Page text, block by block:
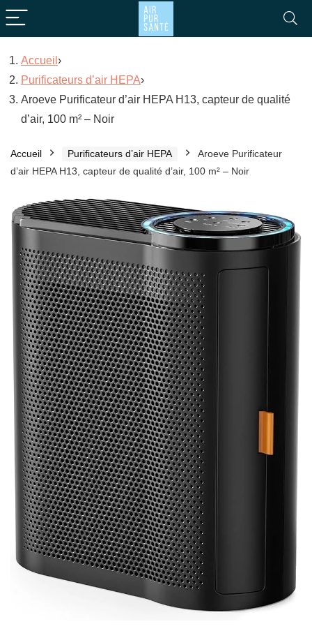
Accueil ›
Purificateurs d’air HEPA›
Aroeve Purificateur d’air HEPA H13, capteur de qualité
d’air, 100 m² – Noir
Accueil Purificateurs d’air HEPA
Aroeve Purificateur
d’air HEPA H13, capteur de qualité d’air, 100 m² – Noir